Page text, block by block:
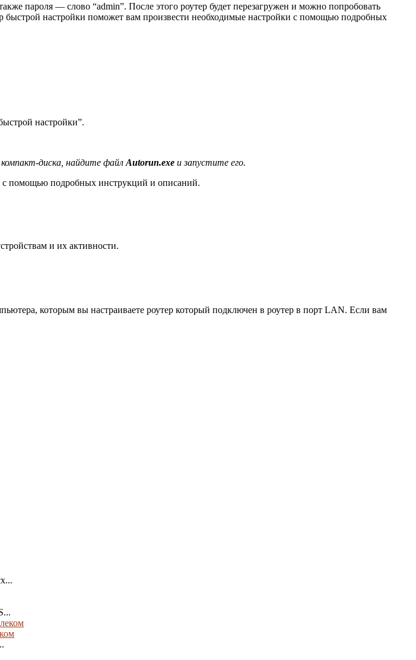
пароля — слово “admin”. После этого роутер будет перезагружен и можно попробовать
быстрой настройки поможет вам произвести необходимые настройки с помощью подробных
настройки”.
диска, найдите файл Autorun.exe и запустите его.
с помощью подробных инструкций и описаний.
и их активности.
которым вы настраиваете роутер который подключен в роутер в порт LAN. Если вам